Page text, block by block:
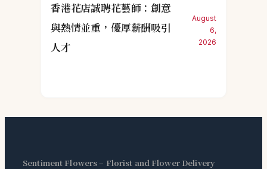
香港花店誠聘花藝師：創意
與熱情並重，優厚薪酬吸引
人才
August
6,
2026
Sentiment Flowers – Florist and Flower Delivery